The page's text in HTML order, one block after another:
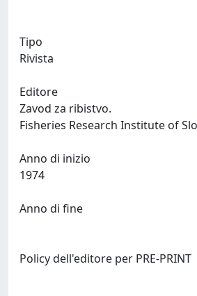
Tipo
Rivista
Editore
Zavod za ribistvo.
Anno di inizio
Anno di fine
Policy dell'editore per PRE-PRINT